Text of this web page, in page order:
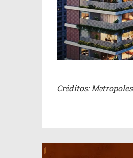
Créditos: Metropoles